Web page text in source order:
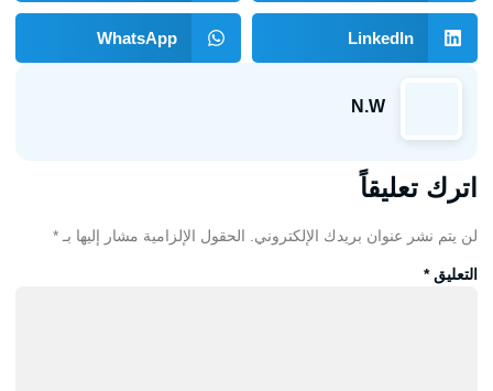
LinkedIn
WhatsApp
N.W
اترك تعليقاً
لن يتم نشر عنوان بريدك الإلكتروني. الحقول الإلزامية مشار إليها بـ *
التعليق*